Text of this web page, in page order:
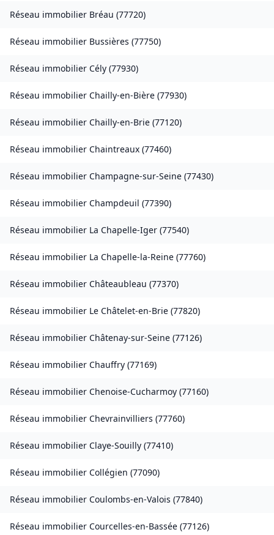
Réseau immobilier Bréau (77720)
Réseau immobilier Bussières (77750)
Réseau immobilier Cély (77930)
Réseau immobilier Chailly-en-Bière (77930)
Réseau immobilier Chailly-en-Brie (77120)
Réseau immobilier Chaintreaux (77460)
Réseau immobilier Champagne-sur-Seine (77430)
Réseau immobilier Champdeuil (77390)
Réseau immobilier La Chapelle-Iger (77540)
Réseau immobilier La Chapelle-la-Reine (77760)
Réseau immobilier Châteaubleau (77370)
Réseau immobilier Le Châtelet-en-Brie (77820)
Réseau immobilier Châtenay-sur-Seine (77126)
Réseau immobilier Chauffry (77169)
Réseau immobilier Chenoise-Cucharmoy (77160)
Réseau immobilier Chevrainvilliers (77760)
Réseau immobilier Claye-Souilly (77410)
Réseau immobilier Collégien (77090)
Réseau immobilier Coulombs-en-Valois (77840)
Réseau immobilier Courcelles-en-Bassée (77126)